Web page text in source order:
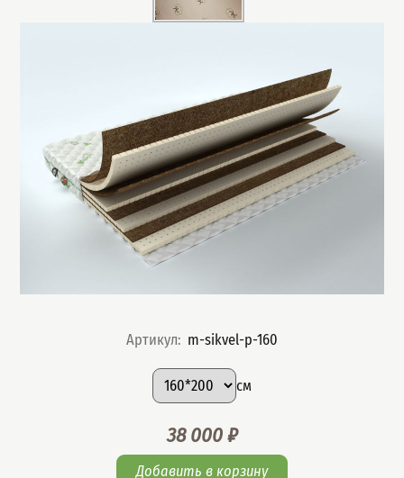
Артикул: m-sikvel-p-160
Подобрать вариант
Размер:
см
Цена
38 000 ₽